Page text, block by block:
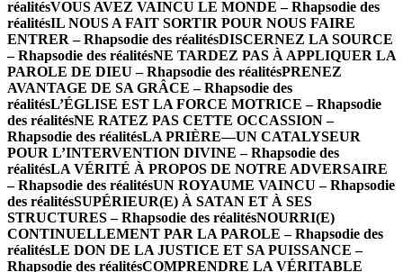
réalitésVOUS AVEZ VAINCU LE MONDE – Rhapsodie des
réalitésIL NOUS A FAIT SORTIR POUR NOUS FAIRE
ENTRER – Rhapsodie des réalitésDISCERNEZ LA SOURCE
– Rhapsodie des réalitésNE TARDEZ PAS À APPLIQUER LA
PAROLE DE DIEU – Rhapsodie des réalitésPRENEZ
AVANTAGE DE SA GRÂCE – Rhapsodie des
réalitésL’ÉGLISE EST LA FORCE MOTRICE – Rhapsodie
des réalitésNE RATEZ PAS CETTE OCCASSION –
Rhapsodie des réalitésLA PRIÈRE—UN CATALYSEUR
POUR L’INTERVENTION DIVINE – Rhapsodie des
réalitésLA VÉRITÉ À PROPOS DE NOTRE ADVERSAIRE
– Rhapsodie des réalitésUN ROYAUME VAINCU – Rhapsodie
des réalitésSUPÉRIEUR(E) À SATAN ET À SES
STRUCTURES – Rhapsodie des réalitésNOURRI(E)
CONTINUELLEMENT PAR LA PAROLE – Rhapsodie des
réalitésLE DON DE LA JUSTICE ET SA PUISSANCE –
Rhapsodie des réalitésCOMPRENDRE LA VÉRITABLE